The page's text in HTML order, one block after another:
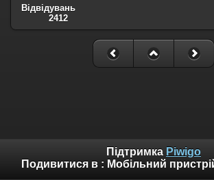
Відвідувань
2412
Підтримка Piwigo
Подивитися в : Мобільний